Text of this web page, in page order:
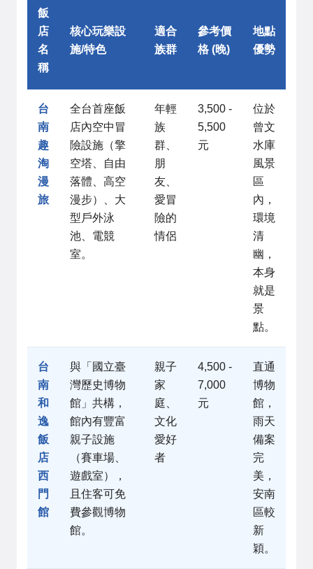
飯
店
名
稱
核心玩樂設
施/特色
適合
族群
參考價
格 (晚)
地點
優勢
台
南
趣
淘
漫
旅
全台首座飯
店內空中冒
險設施（擎
空塔、自由
落體、高空
漫步）、大
型戶外泳
池、電競
室。
年輕
族
群、
朋
友、
愛冒
險的
情侶
3,500 -
5,500
元
位於
曾文
水庫
風景
區
內，
環境
清
幽，
本身
就是
景
點。
台
南
和
逸
飯
店
西
門
館
與「國立臺
灣歷史博物
館」共構，
館內有豐富
親子設施
（賽車場、
遊戲室），
且住客可免
費參觀博物
館。
親子
家
庭、
文化
愛好
者
4,500 -
7,000
元
直通
博物
館，
雨天
備案
完
美，
安南
區較
新
穎。